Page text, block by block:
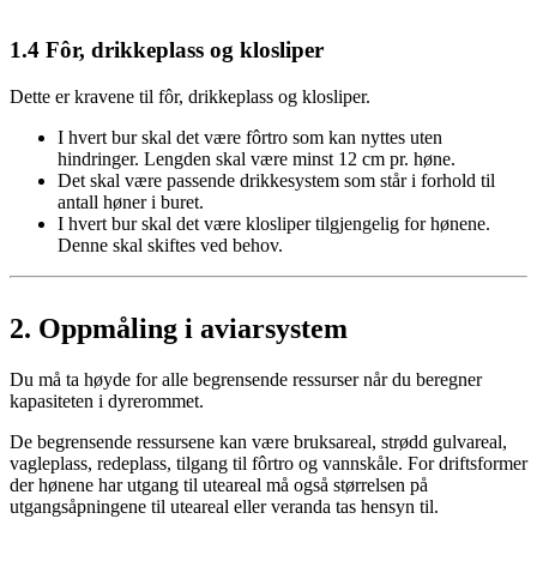
1.4 Fôr, drikkeplass og klosliper
Dette er kravene til fôr, drikkeplass og klosliper.
I hvert bur skal det være fôrtro som kan nyttes uten
hindringer. Lengden skal være minst 12 cm pr. høne.
Det skal være passende drikkesystem som står i forhold til
antall høner i buret.
I hvert bur skal det være klosliper tilgjengelig for hønene.
Denne skal skiftes ved behov.
2. Oppmåling i aviarsystem
Du må ta høyde for alle begrensende ressurser når du beregner
kapasiteten i dyrerommet.
De begrensende ressursene kan være bruksareal, strødd gulvareal,
vagleplass, redeplass, tilgang til fôrtro og vannskåle. For driftsformer
der hønene har utgang til uteareal må også størrelsen på
utgangsåpningene til uteareal eller veranda tas hensyn til.